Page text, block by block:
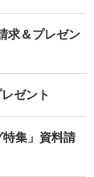
求＆プレゼン
ゼント
集」資料請